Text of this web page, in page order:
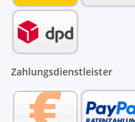
Zahlungsdienstleister